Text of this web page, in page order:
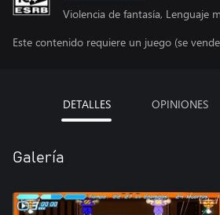
Violencia de fantasía, Lenguaje
Este contenido requiere un juego (se
DETALLES OPINIONES
Galería